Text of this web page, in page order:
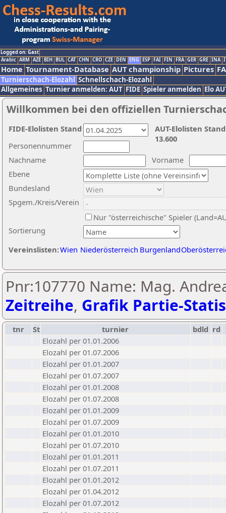
Logged on: Gast
Arabic ARM AZE BIH BUL CAT CHN CRO CZE DEN ENG ESP FAI FIN FRA GER GRE INA
Home Tournament-Database AUT championship Pictures
Turnierschach-Elozahl Schnellschach-Elozahl
Allgemeines Turnier anmelden: AUT FIDE Spieler anmelden Elo
Willkommen bei den offiziellen
Nachname
Vorname
Ebene
Sortierung
Personennummer
Bundesland
Spgem./Kreis/Verein
Nur "österreichische" Spieler
Vereinslisten:Wien Niederösterreich Burgenland
AUT-Elolisten
13.600
FIDE-Elolisten Stand
Pnr:107770 Name: Mag.
Zeitreihe, Grafik Partie-
tnr St turnier bdld rd
Elozahl per 01.01.2006
Elozahl per 01.07.2006
Elozahl per 01.01.2007
Elozahl per 01.07.2007
Elozahl per 01.01.2008
Elozahl per 01.07.2008
Elozahl per 01.01.2009
Elozahl per 01.07.2009
Elozahl per 01.01.2010
Elozahl per 01.07.2010
Elozahl per 01.01.2011
Elozahl per 01.07.2011
Elozahl per 01.01.2012
Elozahl per 01.04.2012
Elozahl per 01.07.2012